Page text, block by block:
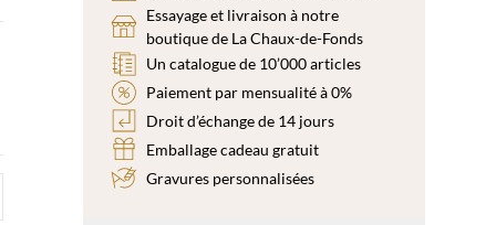
Essayage et livraison à notre
boutique de La Chaux-de-Fonds
Un catalogue de 10’000 articles
Paiement par mensualité à 0%
Droit d’échange de 14 jours
Emballage cadeau gratuit
Gravures personnalisées